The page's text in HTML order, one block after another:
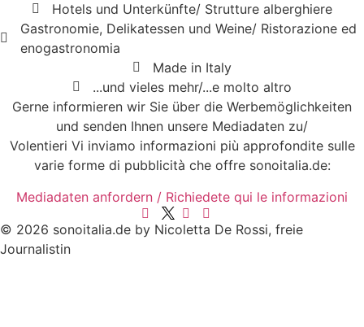
Hotels und Unterkünfte/ Strutture alberghiere
Gastronomie, Delikatessen und Weine/ Ristorazione ed
enogastronomia
Made in Italy
...und vieles mehr/...e molto altro
Gerne informieren wir Sie über die Werbemöglichkeiten
und senden Ihnen unsere Mediadaten zu/
Volentieri Vi inviamo informazioni più approfondite sulle
varie forme di pubblicità che offre sonoitalia.de:
Mediadaten anfordern / Richiedete qui le informazioni
© 2026 sonoitalia.de by Nicoletta De Rossi, freie
Journalistin